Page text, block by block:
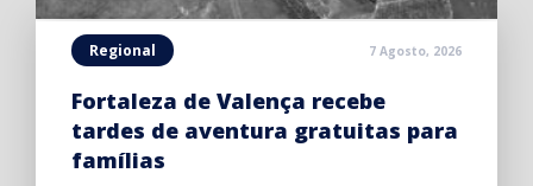
Regional 7 Agosto, 2026
Fortaleza de Valença recebe
tardes de aventura gratuitas para
famílias